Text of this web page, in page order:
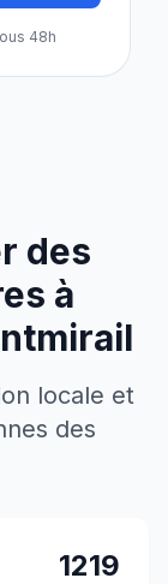
48h
des
à
locale et
des
1219